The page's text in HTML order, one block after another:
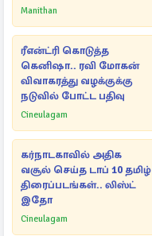
பள்ளம்!
Manithan
ரீஎன்ட்ரி கொடுத்த
கெனிஷா.. ரவி மோகன்
விவாகரத்து வழக்குக்கு
நடுவில் போட்ட பதிவு
Cineulagam
கர்நாடகாவில் அதிக
வசூல் செய்த டாப் 10 தமிழ்
திரைப்படங்கள்.. லிஸ்ட்
இதோ
Cineulagam